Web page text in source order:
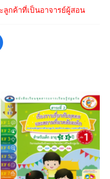
ลูกค้าที่เป็นอาจารย์ผู้สอน